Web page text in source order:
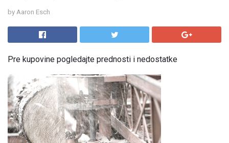
by Aaron Esch
Pre kupovine pogledajte prednosti i nedostatke